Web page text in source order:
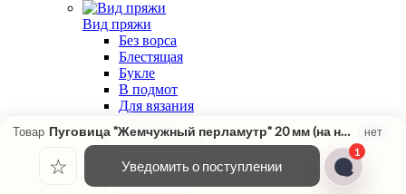
Вид пряжи
Без ворса
Блестящая
Букле
В подмот
Для вязания
Классическая
Меланжевая
Мохеровая
Товар Пуговица "Жемчужный перламутр" 20 мм (на ножке) нет
☆ Уведомить о поступлении
1